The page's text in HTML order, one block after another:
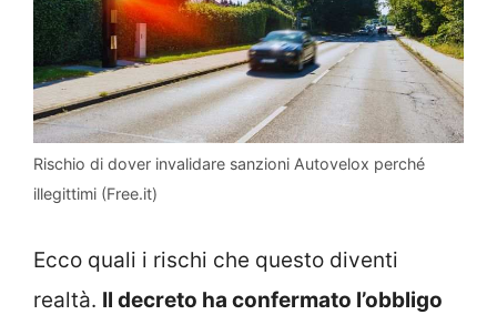
Rischio di dover invalidare sanzioni Autovelox perché
illegittimi (Free.it)
Ecco quali i rischi che questo diventi
realtà. Il decreto ha confermato l’obbligo